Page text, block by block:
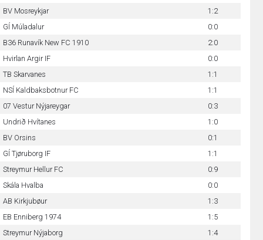
BV Mosreykjar
1:2
GÍ Múladalur
0:0
B36 Runavík New FC 1910
2:0
Hvirlan Argir IF
0:0
TB Skarvanes
1:1
NSÍ Kaldbaksbotnur FC
1:1
07 Vestur Nýjareygar
0:3
Undrið Hvítanes
1:0
BV Orsins
0:1
GÍ Tjøruborg IF
1:1
Streymur Hellur FC
0:9
Skála Hvalba
0:0
AB Kirkjubøur
1:3
EB Enniberg 1974
1:5
Streymur Nýjaborg
1:4